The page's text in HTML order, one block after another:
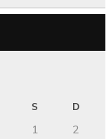
S D
1
2